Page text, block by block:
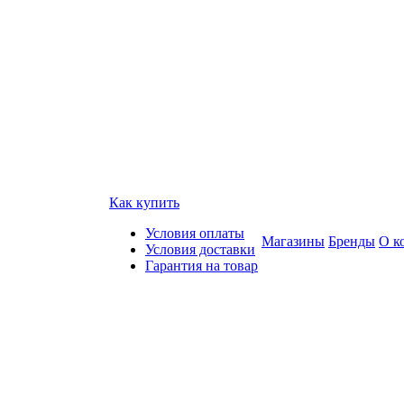
Как купить
Условия оплаты
Условия доставки
Гарантия на товар
Магазины Бренды О